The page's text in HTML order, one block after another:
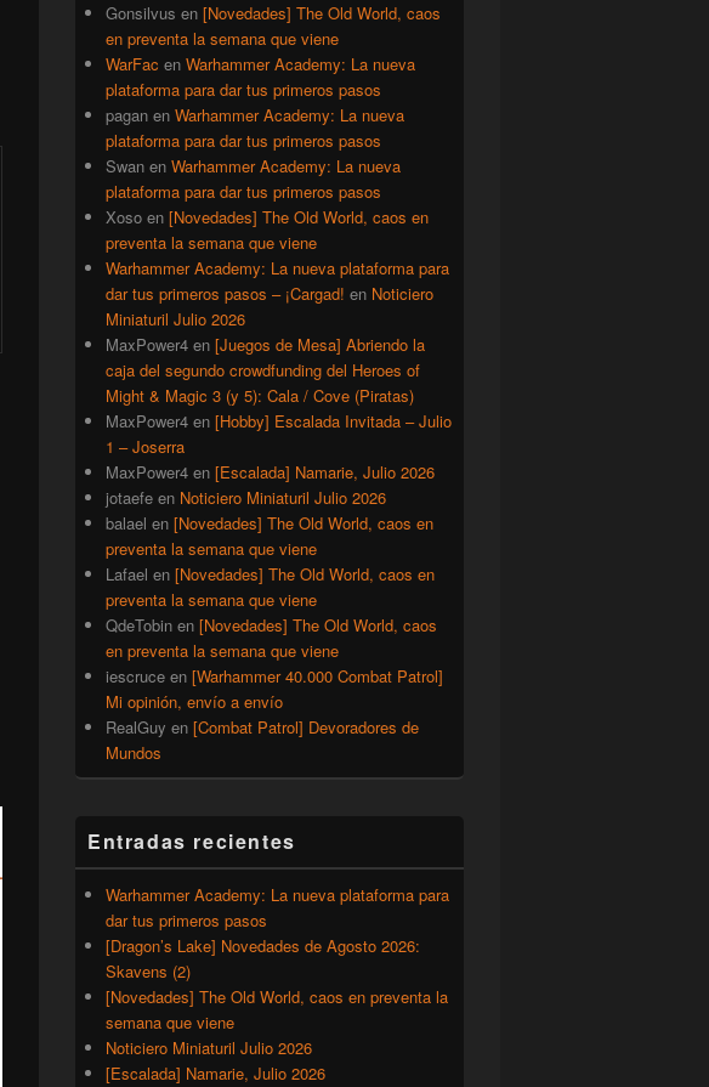
Gonsilvus en [Novedades] The Old World, caos
en preventa la semana que viene
WarFac en Warhammer Academy: La nueva
plataforma para dar tus primeros pasos
pagan en Warhammer Academy: La nueva
plataforma para dar tus primeros pasos
Swan en Warhammer Academy: La nueva
plataforma para dar tus primeros pasos
Xoso en [Novedades] The Old World, caos en
preventa la semana que viene
Warhammer Academy: La nueva plataforma para
dar tus primeros pasos – ¡Cargad! en Noticiero
Miniaturil Julio 2026
MaxPower4 en [Juegos de Mesa] Abriendo la
caja del segundo crowdfunding del Heroes of
Might & Magic 3 (y 5): Cala / Cove (Piratas)
MaxPower4 en [Hobby] Escalada Invitada – Julio
1 – Joserra
MaxPower4 en [Escalada] Namarie, Julio 2026
jotaefe en Noticiero Miniaturil Julio 2026
balael en [Novedades] The Old World, caos en
preventa la semana que viene
Lafael en [Novedades] The Old World, caos en
preventa la semana que viene
QdeTobin en [Novedades] The Old World, caos
en preventa la semana que viene
iescruce en [Warhammer 40.000 Combat Patrol]
Mi opinión, envío a envío
RealGuy en [Combat Patrol] Devoradores de
Mundos
Entradas recientes
Warhammer Academy: La nueva plataforma para
dar tus primeros pasos
[Dragon’s Lake] Novedades de Agosto 2026:
Skavens (2)
[Novedades] The Old World, caos en preventa la
semana que viene
Noticiero Miniaturil Julio 2026
[Escalada] Namarie, Julio 2026